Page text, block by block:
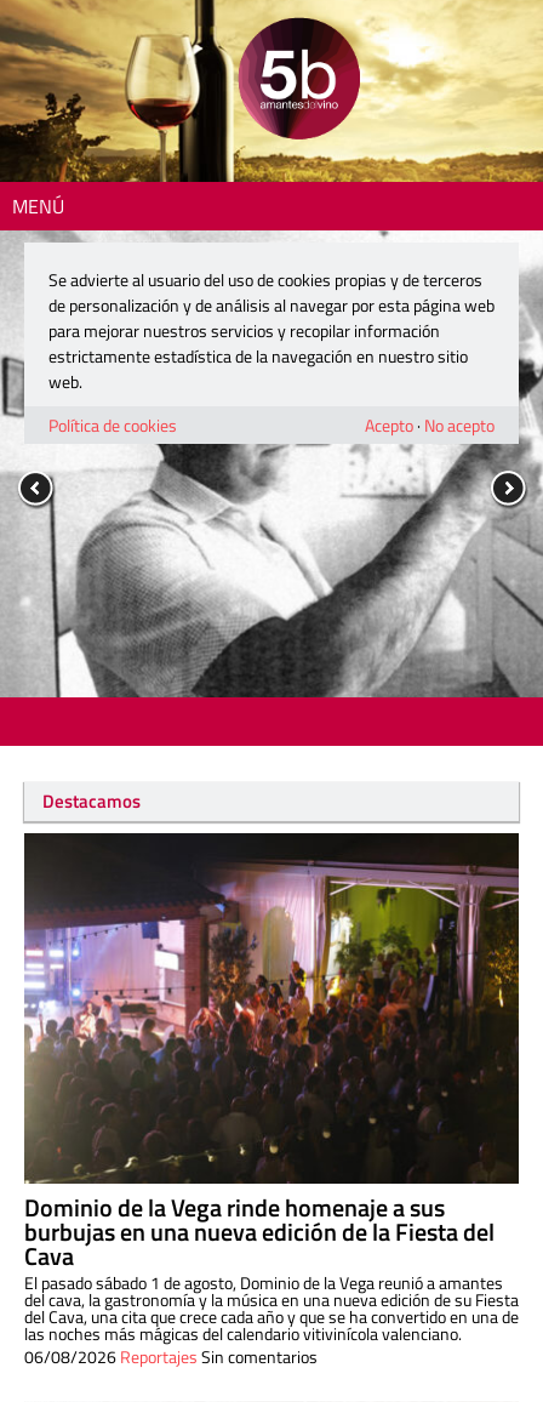
MENÚ
Destacamos
Dominio de la Vega rinde homenaje a sus
burbujas en una nueva edición de la Fiesta del
Cava
El pasado sábado 1 de agosto, Dominio de la Vega reunió a amantes
del cava, la gastronomía y la música en una nueva edición de su Fiesta
del Cava, una cita que crece cada año y que se ha convertido en una de
las noches más mágicas del calendario vitivinícola valenciano.
06/08/2026ReportajesSin comentarios
Se advierte al usuario del uso de cookies propias y de terceros
de personalización y de análisis al navegar por esta página web
para mejorar nuestros servicios y recopilar información
estrictamente estadística de la navegación en nuestro sitio
web.
Política de cookies
Acepto· No acepto